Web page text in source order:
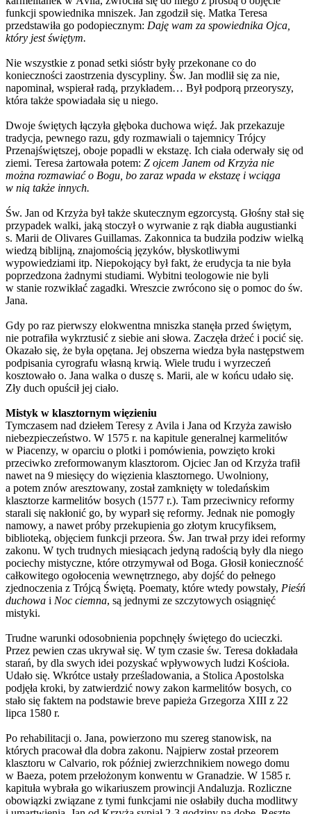
funkcji spowiednika mniszek. Jan zgodził się. Matka Teresa
przedstawiła go podopiecznym: Daję wam za spowiednika Ojca,
który jest świętym.
Nie wszystkie z ponad setki sióstr były przekonane co do
konieczności zaostrzenia dyscypliny. Św. Jan modlił się za nie,
napominał, wspierał radą, przykładem… Był podporą przeoryszy,
która także spowiadała się u niego.
Dwoje świętych łączyła głęboka duchowa więź. Jak przekazuje
tradycja, pewnego razu, gdy rozmawiali o tajemnicy Trójcy
Przenajświętszej, oboje popadli w ekstazę. Ich ciała oderwały się od
ziemi. Teresa żartowała potem: Z ojcem Janem od Krzyża nie
można rozmawiać o Bogu, bo zaraz wpada w ekstazę i wciąga
w nią także innych.
Św. Jan od Krzyża był także skutecznym egzorcystą. Głośny stał się
przypadek walki, jaką stoczył o wyrwanie z rąk diabła augustianki
s. Marii de Olivares Guillamas. Zakonnica ta budziła podziw wielką
wiedzą biblijną, znajomością języków, błyskotliwymi
wypowiedziami itp. Niepokojący był fakt, że erudycja ta nie była
poprzedzona żadnymi studiami. Wybitni teologowie nie byli
w stanie rozwikłać zagadki. Wreszcie zwrócono się o pomoc do św.
Jana.
Gdy po raz pierwszy elokwentna mniszka stanęła przed świętym,
nie potrafiła wykrztusić z siebie ani słowa. Zaczęła drżeć i pocić się.
Okazało się, że była opętana. Jej obszerna wiedza była następstwem
podpisania cyrografu własną krwią. Wiele trudu i wyrzeczeń
kosztowało o. Jana walka o duszę s. Marii, ale w końcu udało się.
Zły duch opuścił jej ciało.
Mistyk w klasztornym więzieniu
Tymczasem nad dziełem Teresy z Avila i Jana od Krzyża zawisło
niebezpieczeństwo. W 1575 r. na kapitule generalnej karmelitów
w Piacenzy, w oparciu o plotki i pomówienia, powzięto kroki
przeciwko zreformowanym klasztorom. Ojciec Jan od Krzyża trafił
nawet na 9 miesięcy do więzienia klasztornego. Uwolniony,
a potem znów aresztowany, został zamknięty w toledańskim
klasztorze karmelitów bosych (1577 r.). Tam przeciwnicy reformy
starali się nakłonić go, by wyparł się reformy. Jednak nie pomogły
namowy, a nawet próby przekupienia go złotym krucyfiksem,
biblioteką, objęciem funkcji przeora. Św. Jan trwał przy idei reformy
zakonu. W tych trudnych miesiącach jedyną radością były dla niego
pociechy mistyczne, które otrzymywał od Boga. Głosił konieczność
całkowitego ogołocenia wewnętrznego, aby dojść do pełnego
zjednoczenia z Trójcą Świętą. Poematy, które wtedy powstały, Pieśń
duchowa i Noc ciemna, są jednymi ze szczytowych osiągnięć
mistyki.
Trudne warunki odosobnienia popchnęły świętego do ucieczki.
Przez pewien czas ukrywał się. W tym czasie św. Teresa dokładała
starań, by dla swych idei pozyskać wpływowych ludzi Kościoła.
Udało się. Wkrótce ustały prześladowania, a Stolica Apostolska
podjęła kroki, by zatwierdzić nowy zakon karmelitów bosych, co
stało się faktem na podstawie breve papieża Grzegorza XIII z 22
lipca 1580 r.
Po rehabilitacji o. Jana, powierzono mu szereg stanowisk, na
których pracował dla dobra zakonu. Najpierw został przeorem
klasztoru w Calvario, rok później zwierzchnikiem nowego domu
w Baeza, potem przełożonym konwentu w Granadzie. W 1585 r.
kapituła wybrała go wikariuszem prowincji Andaluzja. Rozliczne
obowiązki związane z tymi funkcjami nie osłabiły ducha modlitwy